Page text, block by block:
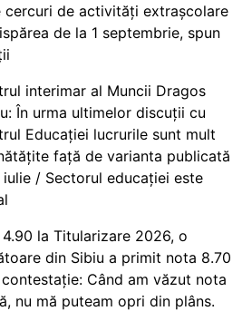
cercuri de activități extrașcolare
de la 1 septembrie, spun
interimar al Muncii Dragos
În urma ultimelor discuții cu
Educației lucrurile sunt mult
față de varianta publicată
iulie / Sectorul educației este
4.90 la Titularizare 2026, o
din Sibiu a primit nota 8.70
Când am văzut nota
nu mă puteam opri din plâns.